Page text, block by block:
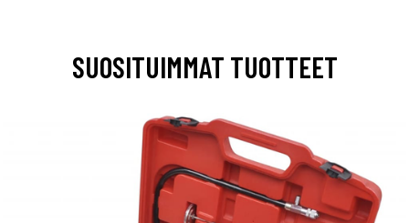
SUOSITUIMMAT TUOTTEET